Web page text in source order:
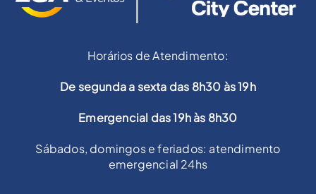
Horários de Atendimento:
De segunda a sexta das 8h30 às 19h
Emergencial das 19h às 8h30
Sábados, domingos e feriados: atendimento
emergencial 24hs